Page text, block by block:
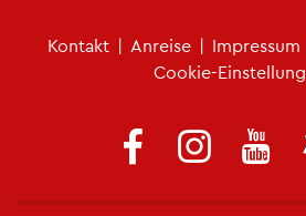
Kon­takt | An­rei­se | Im­pres­sum
Coo­kie-